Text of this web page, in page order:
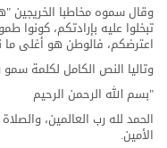
وقال سموه مخاطبا الخريجين
تبخلوا عليه بإرادتكم، كونوا
اعترضكم، فالوطن هو أغلى ما
وتاليا النص الكامل لكلمة
"بسم الله الرحمن الرحيم
الحمد لله رب العالمين،
الأمين.